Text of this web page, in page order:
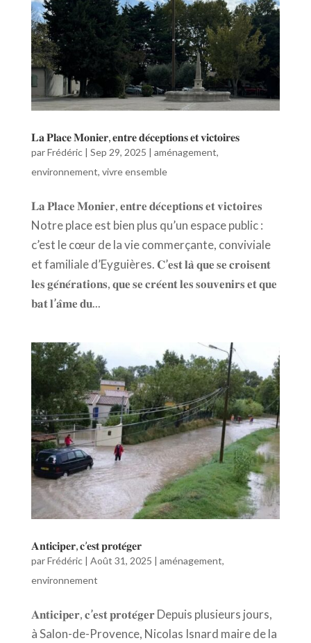
𝐋𝐚 𝐏𝐥𝐚𝐜𝐞 𝐌𝐨𝐧𝐢𝐞𝐫, 𝐞𝐧𝐭𝐫𝐞 𝐝𝐞́𝐜𝐞𝐩𝐭𝐢𝐨𝐧𝐬 𝐞𝐭 𝐯𝐢𝐜𝐭𝐨𝐢𝐫𝐞𝐬
parFrédéric| Sep 29, 2025 | aménagement,
environnement, vivre ensemble
𝐋𝐚 𝐏𝐥𝐚𝐜𝐞 𝐌𝐨𝐧𝐢𝐞𝐫, 𝐞𝐧𝐭𝐫𝐞 𝐝𝐞́𝐜𝐞𝐩𝐭𝐢𝐨𝐧𝐬 𝐞𝐭 𝐯𝐢𝐜𝐭𝐨𝐢𝐫𝐞𝐬
Notre place est bien plus qu’un espace public :
c’est le cœur de la vie commerçante, conviviale
et familiale d’Eyguières. 𝐂’𝐞𝐬𝐭 𝐥𝐚̀ 𝐪𝐮𝐞 𝐬𝐞 𝐜𝐫𝐨𝐢𝐬𝐞𝐧𝐭
𝐥𝐞𝐬 𝐠𝐞́𝐧𝐞́𝐫𝐚𝐭𝐢𝐨𝐧𝐬, 𝐪𝐮𝐞 𝐬𝐞 𝐜𝐫𝐞́𝐞𝐧𝐭 𝐥𝐞𝐬 𝐬𝐨𝐮𝐯𝐞𝐧𝐢𝐫𝐬 𝐞𝐭 𝐪𝐮𝐞
𝐛𝐚𝐭 𝐥’𝐚̂𝐦𝐞 𝐝𝐮...
𝐀𝐧𝐭𝐢𝐜𝐢𝐩𝐞𝐫, 𝐜’𝐞𝐬𝐭 𝐩𝐫𝐨𝐭𝐞́𝐠𝐞𝐫
parFrédéric| Août 31, 2025 | aménagement,
environnement
𝐀𝐧𝐭𝐢𝐜𝐢𝐩𝐞𝐫, 𝐜’𝐞𝐬𝐭 𝐩𝐫𝐨𝐭𝐞́𝐠𝐞𝐫 Depuis plusieurs jours,
à Salon-de-Provence, Nicolas Isnard maire de la